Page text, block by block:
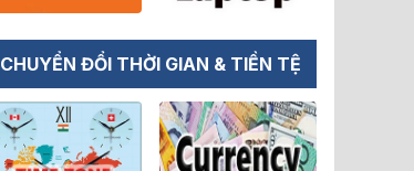
CHUYỂN ĐỔI THỜI GIAN & TIỀN TỆ